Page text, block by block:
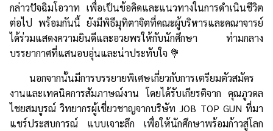
กล่าวปัจฉิมโอวาท เพื่อเป็นข้อคิดและแนวทางในการดำเนินชีวิต
ต่อไป พร้อมกันนี้ ยังมีพิธีมุทิตาจิตที่คณะผู้บริหารและคณาจารย์
ได้ร่วมแสดงความยินดีและอวยพรให้กับนักศึกษา ท่ามกลาง
บรรยากาศที่แสนอบอุ่นและน่าประทับใจ 💐
นอกจากนั้นมีการบรรยายพิเศษเกี่ยวกับการเตรียมตัวสมัคร
งานและเทคนิคการสัมภาษณ์งาน โดยได้รับเกียรติจาก คุณภูวดล
ไชยสมบูรณ์ วิทยากรผู้เชี่ยวชาญจากบริษัท JOB TOP GUN ที่มา
แชร์ประสบการณ์ แบบเจาะลึก เพื่อให้นักศึกษาพร้อมก้าวสู่โลก